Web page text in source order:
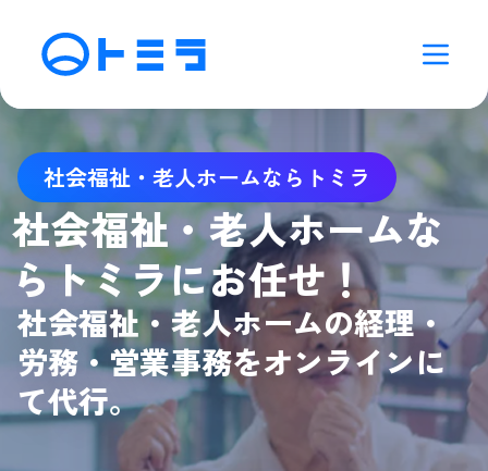
社会福祉・老人ホームならトミラ
社会福祉・老人ホームな
らトミラにお任せ！
社会福祉・老人ホームの経理・
労務・営業事務をオンラインに
て代行。